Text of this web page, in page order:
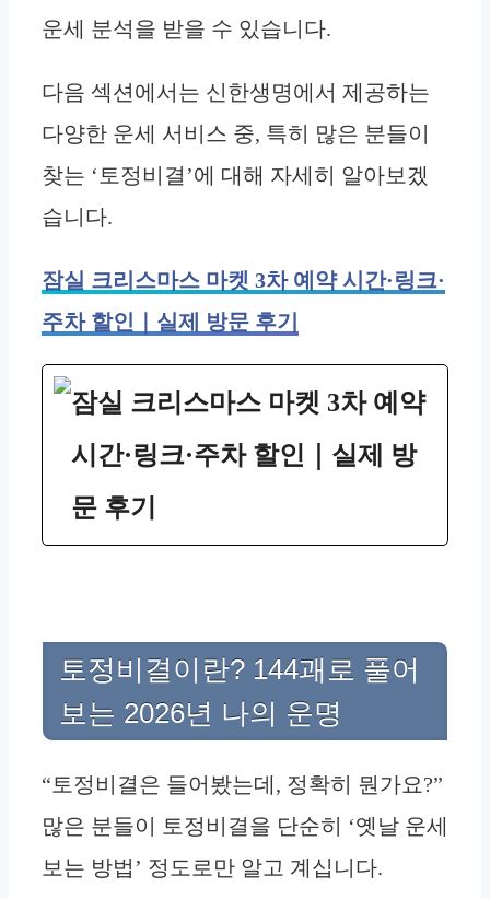
운세 분석을 받을 수 있습니다.
다음 섹션에서는 신한생명에서 제공하는
다양한 운세 서비스 중, 특히 많은 분들이
찾는 ‘토정비결’에 대해 자세히 알아보겠
습니다.
잠실 크리스마스 마켓 3차 예약 시간·링크·
주차 할인｜실제 방문 후기
잠실 크리스마스 마켓 3차 예약
시간·링크·주차 할인｜실제 방
문 후기
토정비결이란? 144괘로 풀어
보는 2026년 나의 운명
“토정비결은 들어봤는데, 정확히 뭔가요?”
많은 분들이 토정비결을 단순히 ‘옛날 운세
보는 방법’ 정도로만 알고 계십니다.